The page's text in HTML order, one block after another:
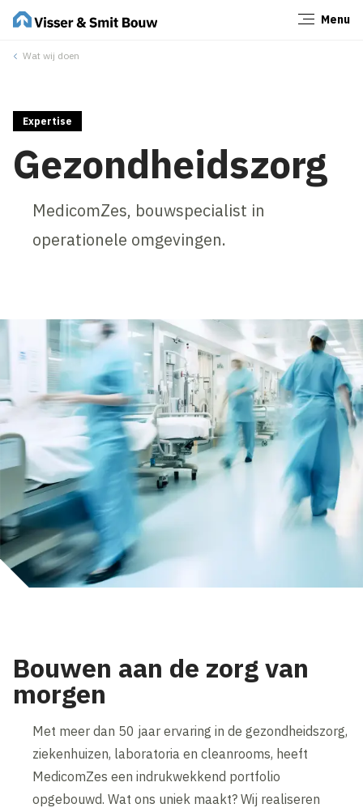
Menu
Wat wij doen
Expertise
Gezondheidszorg
MedicomZes, bouwspecialist in
operationele omgevingen.
Bouwen aan de zorg van
morgen
Met meer dan 50 jaar ervaring in de gezondheidszorg,
ziekenhuizen, laboratoria en cleanrooms, heeft
MedicomZes een indrukwekkend portfolio
opgebouwd. Wat ons uniek maakt? Wij realiseren
Sluiten